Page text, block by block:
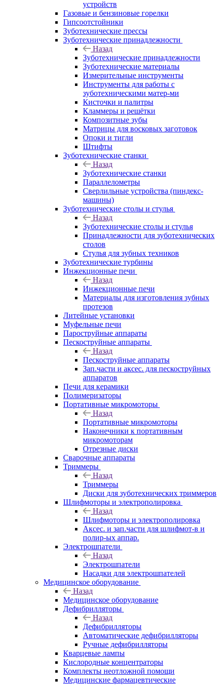
устройств
Газовые и бензиновые горелки
Гипсоотстойники
Зуботехнические прессы
Зуботехнические принадлежности
Назад
Зуботехнические принадлежности
Зуботехнические материалы
Измерительные инструменты
Инструменты для работы с
зуботехническими матер-ми
Кисточки и палитры
Кламмеры и решётки
Композитные зубы
Матрицы для восковых заготовок
Опоки и тигли
Штифты
Зуботехнические станки
Назад
Зуботехнические станки
Параллелометры
Сверлильные устройства (пиндекс-
машины)
Зуботехнические столы и стулья
Назад
Зуботехнические столы и стулья
Принадлежности для зуботехнических
столов
Стулья для зубных техников
Зуботехнические турбины
Инжекционные печи
Назад
Инжекционные печи
Материалы для изготовления зубных
протезов
Литейные установки
Муфельные печи
Пароструйные аппараты
Пескоструйные аппараты
Назад
Пескоструйные аппараты
Зап.части и аксес. для пескоструйных
аппаратов
Печи для керамики
Полимеризаторы
Портативные микромоторы
Назад
Портативные микромоторы
Наконечники к портативным
микромоторам
Отрезные диски
Сварочные аппараты
Триммеры
Назад
Триммеры
Диски для зуботехнических триммеров
Шлифмоторы и электрополировка
Назад
Шлифмоторы и электрополировка
Аксес. и зап.части для шлифмот-в и
полир-ых аппар.
Электрошпатели
Назад
Электрошпатели
Насадки для электрошпателей
Медицинское оборудование
Назад
Медицинское оборудование
Дефибрилляторы
Назад
Дефибрилляторы
Автоматические дефибрилляторы
Ручные дефибрилляторы
Кварцевые лампы
Кислородные концентраторы
Комплекты неотложной помощи
Медицинские фармацевтические